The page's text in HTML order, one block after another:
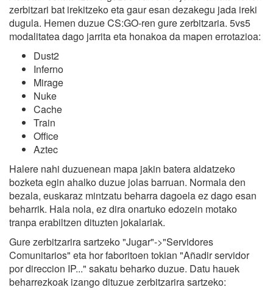
zerbitzari bat irekitzeko eta gaur esan dezakegu jada ireki
dugula. Hemen duzue CS:GO-ren gure zerbitzaria. 5vs5
modalitatea dago jarrita eta honakoa da mapen errotazioa:
Dust2
Inferno
Mirage
Nuke
Cache
Train
Office
Aztec
Halere nahi duzuenean mapa jakin batera aldatzeko
bozketa egin ahalko duzue jolas barruan. Normala den
bezala, euskaraz mintzatu beharra dagoela ez dago esan
beharrik. Hala nola, ez dira onartuko edozein motako
tranpa erabiltzen dituzten jokalariak.
Gure zerbitzarira sartzeko "Jugar"->"Servidores
Comunitarios" eta hor faboritoen tokian "Añadir servidor
por direccion IP..." sakatu beharko duzue. Datu hauek
beharrezkoak izango dituzue zerbitzarira sartzeko: